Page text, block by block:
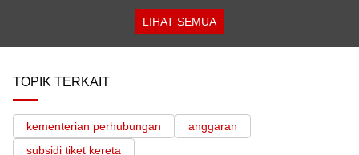
LIHAT SEMUA
TOPIK TERKAIT
kementerian perhubungan
anggaran
subsidi tiket kereta